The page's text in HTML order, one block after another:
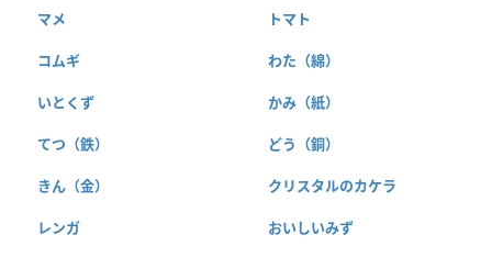
マメ トマト
コムギ わた（綿）
いとくず かみ（紙）
てつ（鉄） どう（銅）
きん（金） クリスタルのカケラ
レンガ おいしいみず